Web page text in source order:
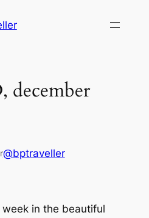
@bptraveller
in the beautiful